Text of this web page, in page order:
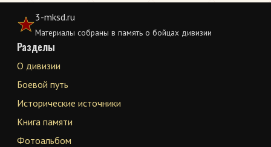
3-mksd.ru
Материалы собраны в память о бойцах дивизии
Разделы
О дивизии
Боевой путь
Исторические источники
Книга памяти
Фотоальбом